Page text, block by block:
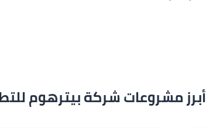
أبرز مشروعات شركة بيترهوم